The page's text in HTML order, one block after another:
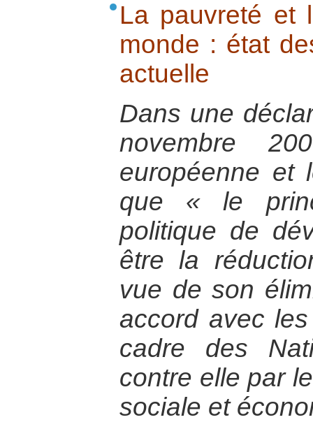
La pauvreté et
monde : état
actuelle
Dans une
novembre
européenne et
que « le
politique de
être la
vue de son
accord avec
cadre des
contre elle par
sociale et